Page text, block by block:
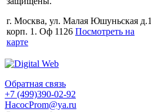
г. Москва, ул. Малая Юшуньская д.1
корп. 1. Оф 1126 Посмотреть на
карте
Обратная связь
+7 (499)390-02-92
HacocProm@ya.ru